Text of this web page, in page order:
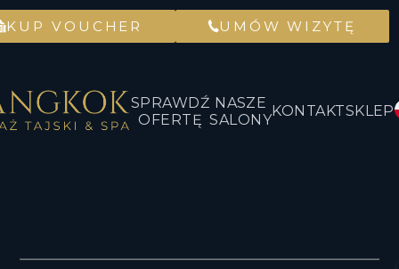
KUP VOUCHER UMÓW WIZYTĘ
SPRAWDŹ
OFERTĘ
NASZE
SALONYKONTAKTSKLEP